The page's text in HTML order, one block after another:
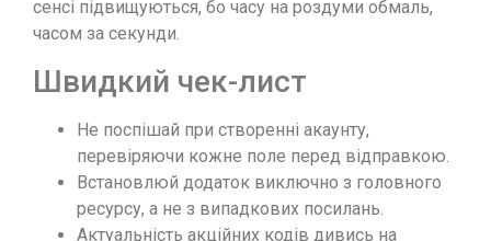
сенсі підвищуються, бо часу на роздуми обмаль,
часом за секунди.
Швидкий чек-лист
Не поспішай при створенні акаунту,
перевіряючи кожне поле перед відправкою.
Встановлюй додаток виключно з головного
ресурсу, а не з випадкових посилань.
Актуальність акційних кодів дивись на